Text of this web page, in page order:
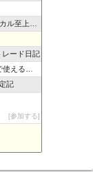
上主義！
レード日記
ジをご…
記
参加する